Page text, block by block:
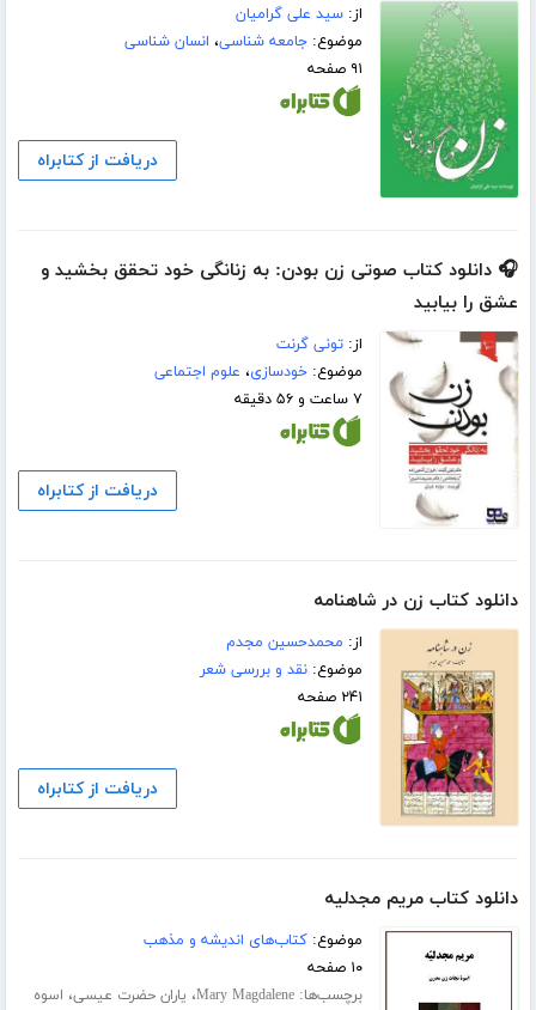
از:سید علی گرامیان
موضوع:جامعه شناسی، انسان شناسی
۹۱ صفحه
دریافت از کتابراه
🎧 دانلود کتاب صوتی زن بودن: به زنانگی خود تحقق بخشید و
عشق را بیابید
از:تونی گرنت
موضوع:خودسازی، علوم اجتماعی
۷ ساعت و ۵۶ دقیقه
دریافت از کتابراه
دانلود کتاب زن در شاهنامه
از: محمدحسین مجدم
موضوع:نقد و بررسی شعر
۲۴۱ صفحه
دریافت از کتابراه
دانلود کتاب مریم مجدلیه
موضوع:کتاب‌های اندیشه و مذهب
۱۰ صفحه
برچسب‌ها:Mary Magdalene، یاران حضرت عیسی، اسوه